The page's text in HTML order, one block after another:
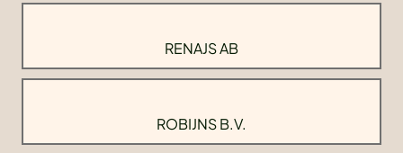
RENAJS AB
ROBIJNS B.V.